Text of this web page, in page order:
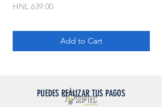
Price
HNL 639.00
Add to Cart
PUEDES REALIZAR TUS PAGOS